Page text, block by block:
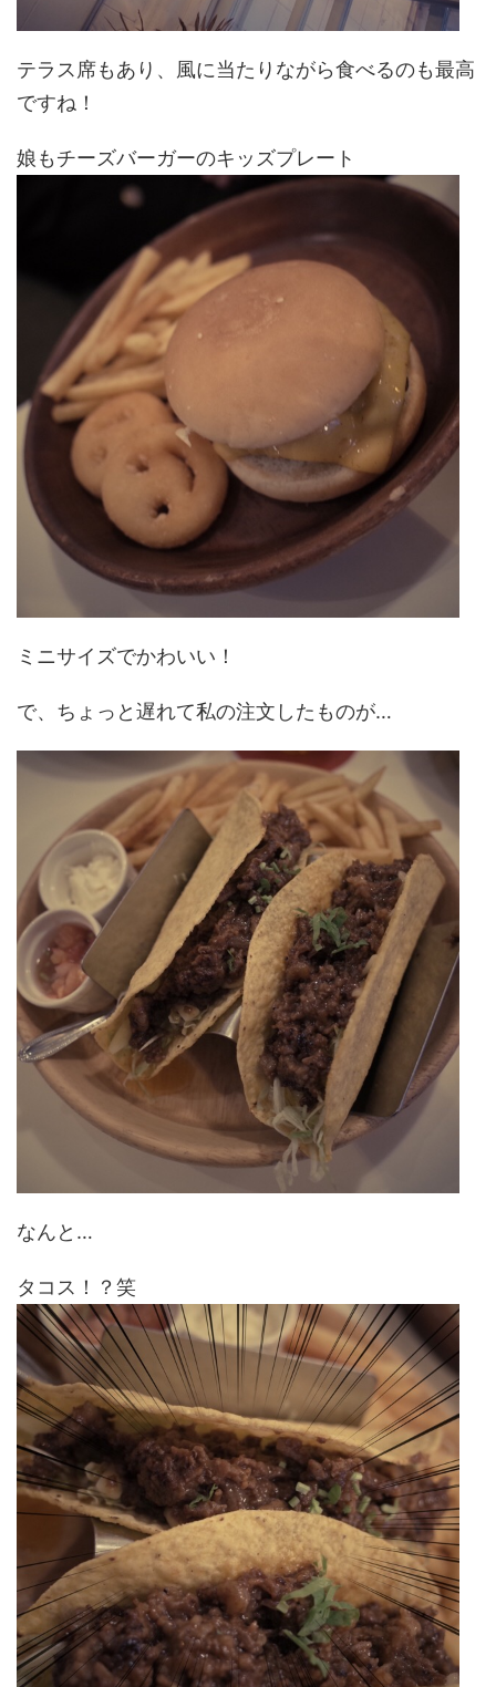
テラス席もあり、風に当たりながら食べるのも最高
ですね！
娘もチーズバーガーのキッズプレート
ミニサイズでかわいい！
で、ちょっと遅れて私の注文したものが…
なんと…
タコス！？笑